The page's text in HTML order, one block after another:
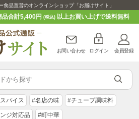
食品直営のオンラインショップ「お届けサイト」
品合計5,400円 (税込)以上お買い上げで送料無料
お問い合わせ ログイン 会員登録
パイス #名店の味 #チューブ調味料
ジ対応品 #町中華